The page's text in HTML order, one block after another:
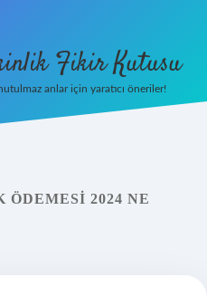
Fikir Kutusu
anlar için yaratıcı öneriler!
ÖDEMESI 2024 NE